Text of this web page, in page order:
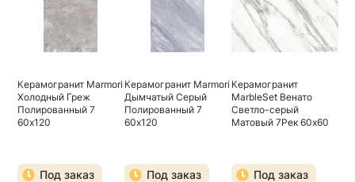
Керамогранит Marmori
Холодный Греж
Полированный 7
60х120
Под заказ
Керамогранит Marmori
Дымчатый Серый
Полированный 7
60х120
Под заказ
Керамогранит
MarbleSet Венато
Светло-серый
Матовый 7Рек 60х60
Под заказ